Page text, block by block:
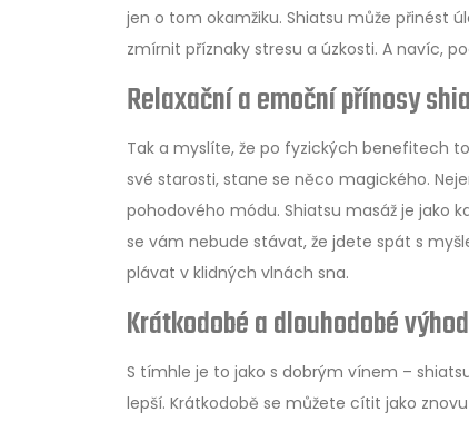
jen o tom okamžiku. Shiatsu může přinést
zmírnit příznaky stresu a úzkosti. A navíc,
Relaxační a emoční přínosy
Tak a myslíte, že po fyzických benefitech
své starosti, stane se něco magického.
pohodového módu. Shiatsu masáž je jako
se vám nebude stávat, že jdete spát s
plávat v klidných vlnách sna.
Krátkodobé a dlouhodobé
S tímhle je to jako s dobrým vínem –
lepší. Krátkodobě se můžete cítit jako